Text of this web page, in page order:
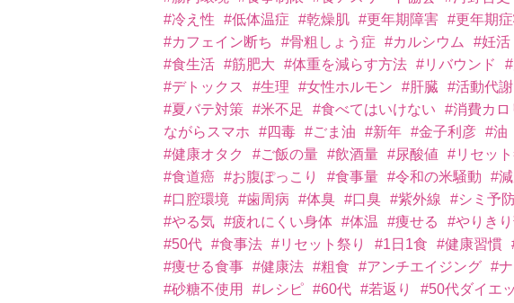
#冷え性
#低体温症 #乾燥肌 #更年期障害 #更年期
#カフェイン断ち
#骨粗しょう症 #カルシウム #妊活
#食生活 #筋肥大 #体重を減らす方法 #リバウンド
#デトックス
#生理 #女性ホルモン #肝臓 #活動代謝
#夏バテ対策 #米不足 #食べてはいけない #消費カロ
ながらスマホ
#四毒 #ごま油 #新年 #金子利彦 #油
#健康オタク
#ご飯の量 #飲酒量 #尿酸値 #リセッ
#食道癌 #お腹ぽっこり #食事量 #令和の米騒動 #
#口腔環境
#歯周病 #体臭 #口臭 #紫外線 #シミ予
#やる気 #疲れにくい身体 #体温 #痩せる #やりき
#50代 #食事法 #リセット祭り #1日1食 #健康習慣
#痩せる食事 #健康法 #粗食 #アンチエイジング #
#砂糖不使用
#レシピ #60代 #若返り #50代ダイエ